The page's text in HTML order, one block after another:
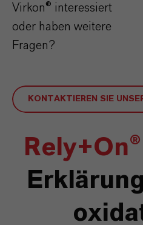
Virkon® interessiert
oder haben weitere
Fragen?
KONTAKTIEREN SIE
Rely+On